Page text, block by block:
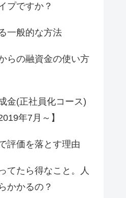
プですか？
一般的な方法
らの融資金の使い方
金(正社員化コース)
年7月～】
評価を落とす理由
てたら得なこと。人
かかるの？